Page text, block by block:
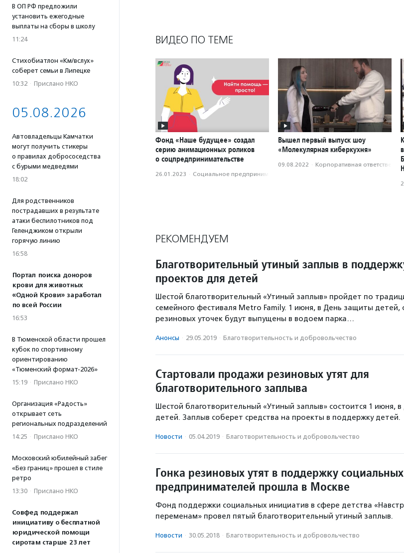
В ОП РФ предложили
установить ежегодные
выплаты на сборы в школу
11:24
Стихобиатлон «Км/вслух»
соберет семьи в Липецке
10:32 · Прислано НКО
05.08.2026
Автовладельцы Камчатки
могут получить стикеры
о правилах добрососедства
с бурыми медведями
18:02
Для родственников
пострадавших в результате
атаки беспилотников под
Геленджиком открыли
горячую линию
16:58
Портал поиска доноров
крови для животных
«Одной Крови» заработал
по всей России
16:53
В Тюменской области прошел
кубок по спортивному
ориентированию
«Тюменский формат-2026»
15:19 · Прислано НКО
Организация «Радость»
открывает сеть
региональных подразделений
14:25 · Прислано НКО
Московский юбилейный забег
«Без границ» прошел в стиле
ретро
13:30 · Прислано НКО
Совфед поддержал
инициативу о бесплатной
юридической помощи
сиротам старше 23 лет
ВИДЕО ПО ТЕМЕ
Фонд «Наше будущее» создал
серию анимационных роликов
о соцпредпринимательстве
26.01.2023 · Социальное предпри­нима­тель­ство
Вышел первый выпуск шоу
«Молекулярная киберкухня»
09.08.2022 · Корпоративная
РЕКОМЕНДУЕМ
Благотворительный утиный заплыв в
проектов для детей
Шестой благотворительный «Утиный заплыв» пройдет по
семейного фестиваля Metro Family. 1 июня, в День защиты детей,
резиновых уточек будут выпущены в водоем парка…
Анонсы · 29.05.2019 · Благотвори­тель­ность и доброволь­чест­во
Стартовали продажи резиновых утят для
благотворительного заплыва
Шестой благотворительный «Утиный заплыв» состоится 1 июня,
детей. Заплыв соберет средства на проекты в поддержку детей.
Новости · 05.04.2019 · Благотвори­тель­ность и доброволь­чест­во
Гонка резиновых утят в поддержку социальных
предпринимателей прошла в Москве
Фонд поддержки социальных инициатив в сфере детства
переменам» провел пятый благотворительный утиный заплыв.
Новости · 30.05.2018 · Благотвори­тель­ность и доброволь­чест­во